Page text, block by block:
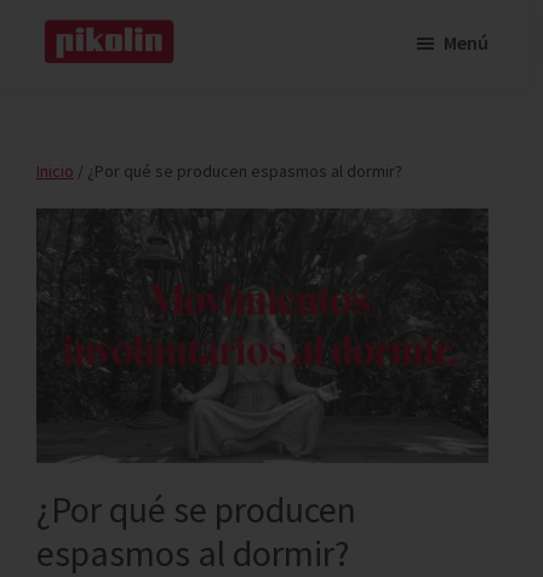
Saltar
Saltar
lateral
Menú
Inicio / ¿Por qué se producen espasmos al dormir?
¿Por qué se producen
espasmos al dormir?